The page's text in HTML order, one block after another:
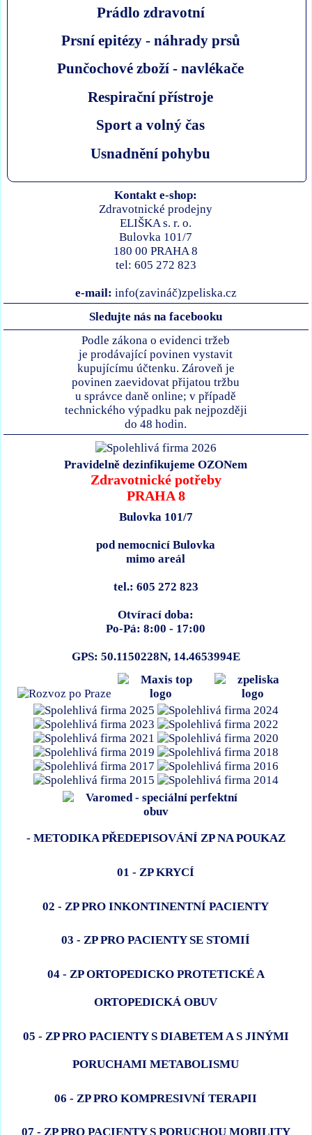
Prádlo zdravotní
Prsní epitézy - náhrady prsů
Punčochové zboží - navlékače
Respirační přístroje
Sport a volný čas
Usnadnění pohybu
Kontakt e-shop:
Zdravotnické prodejny
ELIŠKA s. r. o.
Bulovka 101/7
180 00 PRAHA 8
tel: 605 272 823
e-mail: info(zavináč)zpeliska.cz
Sledujte nás na facebooku
Podle zákona o evidenci tržeb
je prodávající povinen vystavit
kupujícímu účtenku. Zároveň je
povinen zaevidovat přijatou tržbu
u správce daně online; v případě
technického výpadku pak nejpozději
do 48 hodin.
Pravidelně dezinfikujeme OZONem
Zdravotnické potřeby
PRAHA 8
Bulovka 101/7
pod nemocnicí Bulovka
mimo areál
tel.: 605 272 823
Otvírací doba:
Po-Pá: 8:00 - 17:00
GPS: 50.1150228N, 14.4653994E
- METODIKA PŘEDEPISOVÁNÍ ZP NA POUKAZ
01 - ZP KRYCÍ
02 - ZP PRO INKONTINENTNÍ PACIENTY
03 - ZP PRO PACIENTY SE STOMIÍ
04 - ZP ORTOPEDICKO PROTETICKÉ A
ORTOPEDICKÁ OBUV
05 - ZP PRO PACIENTY S DIABETEM A S JINÝMI
PORUCHAMI METABOLISMU
06 - ZP PRO KOMPRESIVNÍ TERAPII
07 - ZP PRO PACIENTY S PORUCHOU MOBILITY